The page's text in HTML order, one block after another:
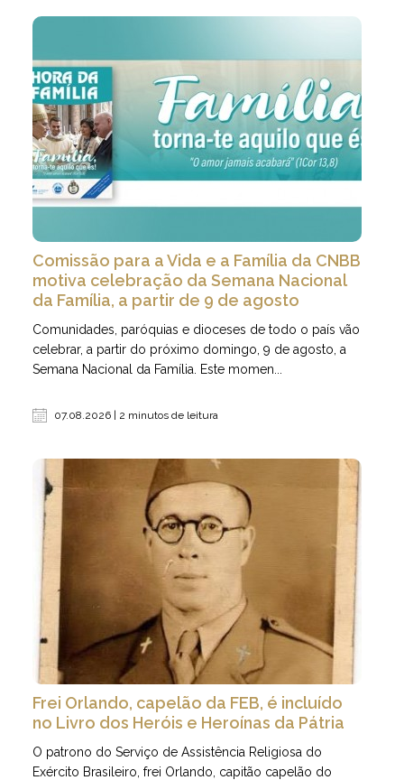
Comissão para a Vida e a Família da CNBB
motiva celebração da Semana Nacional
da Família, a partir de 9 de agosto
Comunidades, paróquias e dioceses de todo o país vão
celebrar, a partir do próximo domingo, 9 de agosto, a
Semana Nacional da Família. Este momen...
07.08.2026 | 2 minutos de leitura
Frei Orlando, capelão da FEB, é incluído
no Livro dos Heróis e Heroínas da Pátria
O patrono do Serviço de Assistência Religiosa do
Exército Brasileiro, frei Orlando, capitão capelão do